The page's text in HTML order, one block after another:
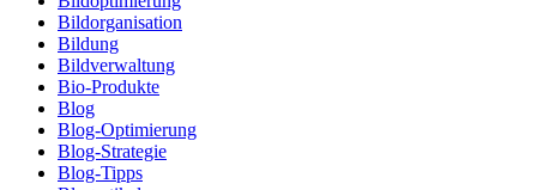
Bildorganisation
Bildung
Bildverwaltung
Bio-Produkte
Blog
Blog-Optimierung
Blog-Strategie
Blog-Tipps